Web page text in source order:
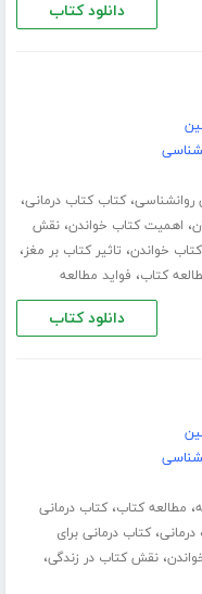
دانلود کتاب
روانشناسی،کتاب کتاب درمانی،
، اهمیت کتاب خواندن،نقش
خواندن، تاثیر کتاب بر مغز،
کتاب، فواید مطالعه
دانلود کتاب
، مطالعه کتاب،کتاب درمانی
،کتاب درمانی برای
،نقش کتاب در زندگی،